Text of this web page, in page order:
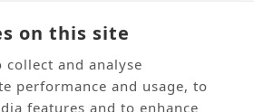
on this site
collect and analyse
performance and usage, to
features and to enhance